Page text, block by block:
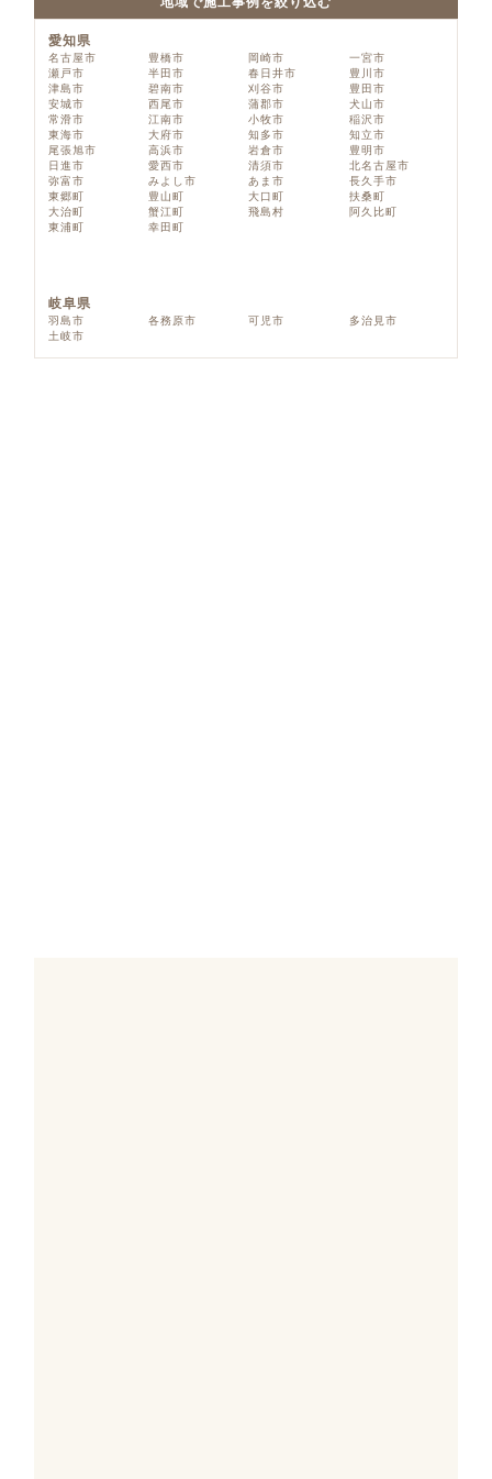
愛知県
名古屋市 豊橋市 岡崎市
一宮市
瀬戸市
半田市 春日井市
豊川市
津島市
碧南市 刈谷市
豊田市
安城市
西尾市 蒲郡市
犬山市
常滑市
江南市 小牧市
稲沢市
東海市
大府市 知多市
知立市
尾張旭市
高浜市 岩倉市
豊明市
日進市
愛西市 清須市
北名古屋市
弥富市
みよし市 あま市
長久手市
東郷町
豊山町 大口町
扶桑町
大治町
蟹江町 飛島村
阿久比町
東浦町
幸田町
岐阜県
羽島市 各務原市 可児市
多治見市
土岐市